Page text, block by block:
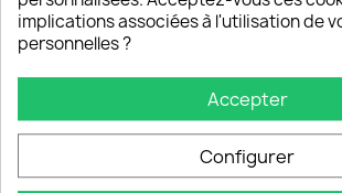
Ne pas utiliser d’eau de Javel
Sèche-linge interdit !
Chlore Interdit ! Adoucissant
implications associées à l'utilisation de
personnelles ?
Accepter
Configurer